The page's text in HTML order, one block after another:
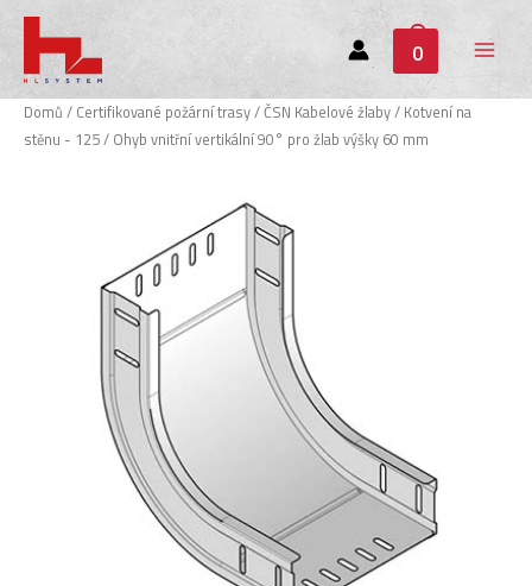
0
Main
Menu
Domů / Certifikované požární trasy/ČSN Kabelové žlaby/ Kotvení na
stěnu - 125/ Ohyb vnitřní vertikální 90° pro žlab výšky 60 mm